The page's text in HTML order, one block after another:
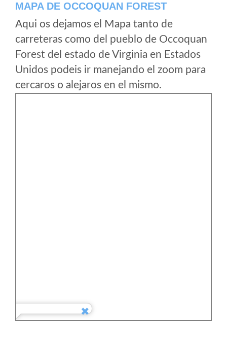
MAPA DE OCCOQUAN FOREST
Aqui os dejamos el Mapa tanto de
carreteras como del pueblo de Occoquan
Forest del estado de Virginia en Estados
Unidos podeis ir manejando el zoom para
cercaros o alejaros en el mismo.